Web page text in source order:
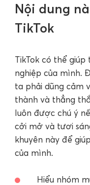
Nội dung
TikTok
TikTok có thể
nghiệp của mình.
ta phải dũng cảm
thành và thẳng
luôn được chú ý
cởi mở và tươi
khuyên này để
của mình.
Hiểu nhóm